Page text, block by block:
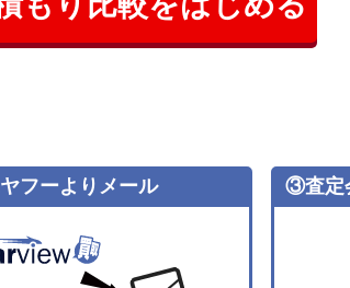
フーよりメール ③査定